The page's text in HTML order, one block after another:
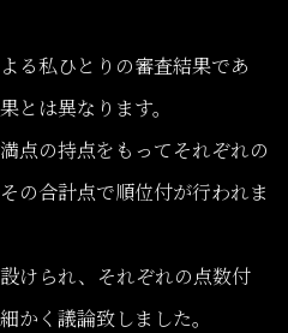
る私ひとりの審査結果であ
とは異なります。
点の持点をもってそれぞれの
の合計点で順位付が行われま
けられ、それぞれの点数付
かく議論致しました。